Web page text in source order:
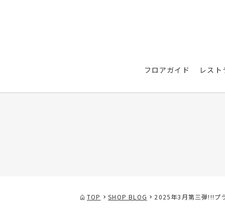
フロアガイド レス
TOP SHOP BLOG 2025年3月第三弾!!!プ